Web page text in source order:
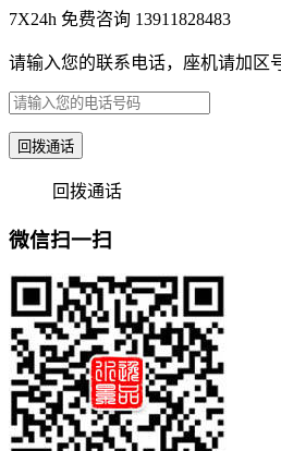
7X24h 免费咨询 13911828483
请输入您的联系电话，座机请加区
回拨通话
回拨通话
微信扫一扫